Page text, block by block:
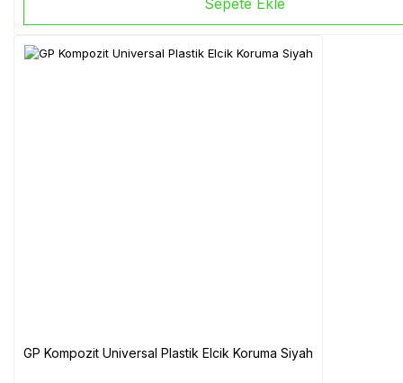
Sepete Ekle
GP Kompozit Universal Plastik Elcik Koruma Siyah